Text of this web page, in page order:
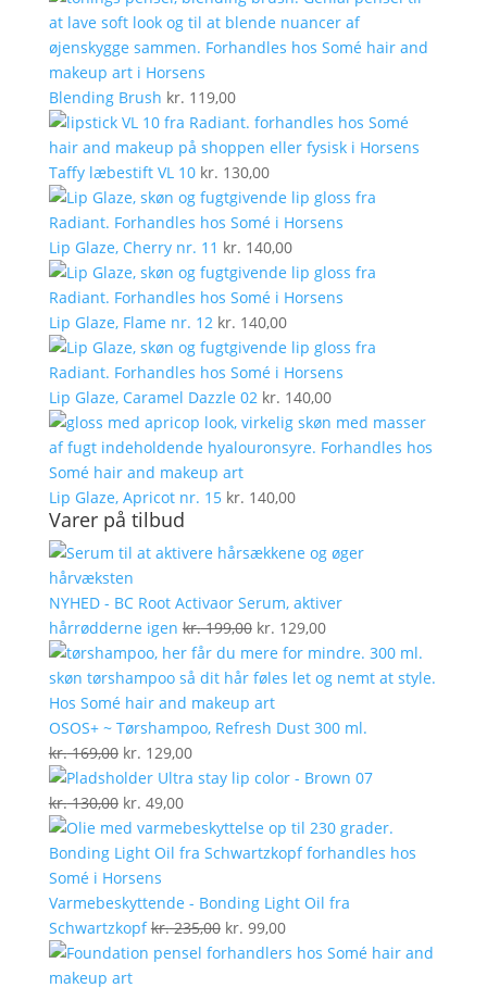
Blending Brush kr. 119,00
Taffy læbestift VL 10 kr. 130,00
Lip Glaze, Cherry nr. 11 kr. 140,00
Lip Glaze, Flame nr. 12 kr. 140,00
Lip Glaze, Caramel Dazzle 02 kr. 140,00
Lip Glaze, Apricot nr. 15 kr. 140,00
Varer på tilbud
NYHED - BC Root Activaor Serum, aktiver
hårrødderne igen kr.199,00 Den
oprindelige
pris
var:
kr. 199,00.
kr. 129,00Den
aktuelle
pris
kr. 129,00.
OSOS+ ~ Tørshampoo, Refresh Dust 300 ml.
kr.169,00 Den
oprindelige
pris
var:
kr. 169,00.
kr. 129,00Den
aktuelle
er:
kr. 129,00.
Ultra stay lip color - Brown 07
kr.130,00 Den
oprindelige
pris
var:
kr. 130,00.
kr. 49,00Den
aktuelle
pris
kr. 49,00.
Varmebeskyttende - Bonding Light Oil fra
Schwartzkopf kr.235,00 Den
oprindelige
kr. 99,00Den
aktuelle